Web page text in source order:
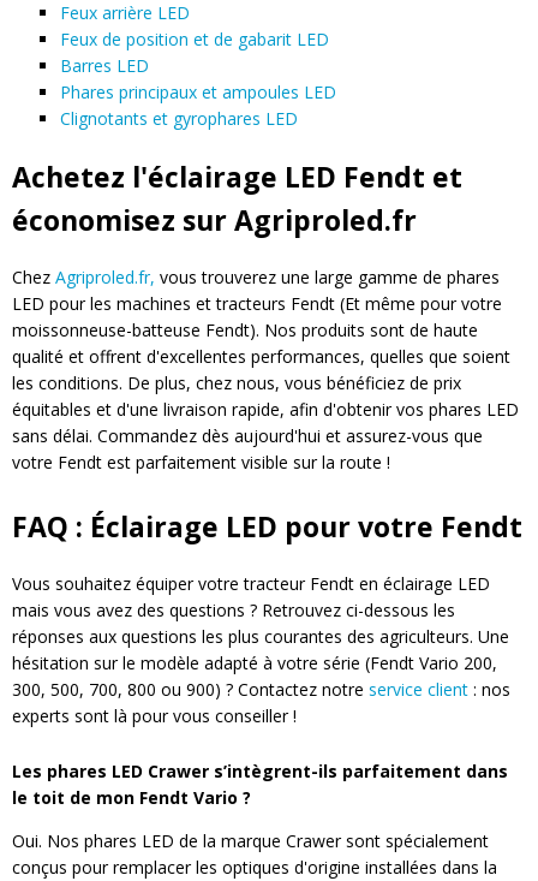
Feux arrière LED
Feux de position et de gabarit LED
Barres LED
Phares principaux et ampoules LED
Clignotants et gyrophares LED
Achetez l'éclairage LED Fendt et
économisez sur Agriproled.fr
Chez Agriproled.fr, vous trouverez une large gamme de phares
LED pour les machines et tracteurs Fendt (Et même pour votre
moissonneuse-batteuse Fendt). Nos produits sont de haute
qualité et offrent d'excellentes performances, quelles que soient
les conditions. De plus, chez nous, vous bénéficiez de prix
équitables et d'une livraison rapide, afin d'obtenir vos phares LED
sans délai. Commandez dès aujourd'hui et assurez-vous que
votre Fendt est parfaitement visible sur la route !
FAQ : Éclairage LED pour votre Fendt
Vous souhaitez équiper votre tracteur Fendt en éclairage LED
mais vous avez des questions ? Retrouvez ci-dessous les
réponses aux questions les plus courantes des agriculteurs. Une
hésitation sur le modèle adapté à votre série (Fendt Vario 200,
300, 500, 700, 800 ou 900) ? Contactez notre service client : nos
experts sont là pour vous conseiller !
Les phares LED Crawer s’intègrent-ils parfaitement dans
le toit de mon Fendt Vario ?
Oui. Nos phares LED de la marque Crawer sont spécialement
conçus pour remplacer les optiques d'origine installées dans la